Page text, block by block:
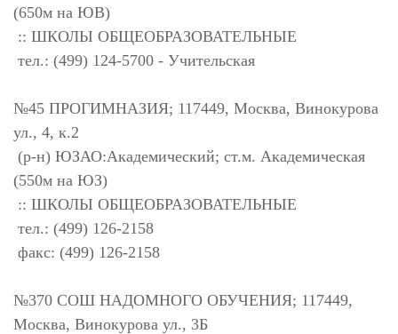
(650м на ЮВ)
:: ШКОЛЫ ОБЩЕОБРАЗОВАТЕЛЬНЫЕ
тел.: (499) 124-5700 - Учительская
№45 ПРОГИМНАЗИЯ; 117449, Москва, Винокурова
ул., 4, к.2
(р-н) ЮЗАО:Академический; ст.м. Академическая
(550м на ЮЗ)
:: ШКОЛЫ ОБЩЕОБРАЗОВАТЕЛЬНЫЕ
тел.: (499) 126-2158
факс: (499) 126-2158
№370 СОШ НАДОМНОГО ОБУЧЕНИЯ; 117449,
Москва, Винокурова ул., 3Б